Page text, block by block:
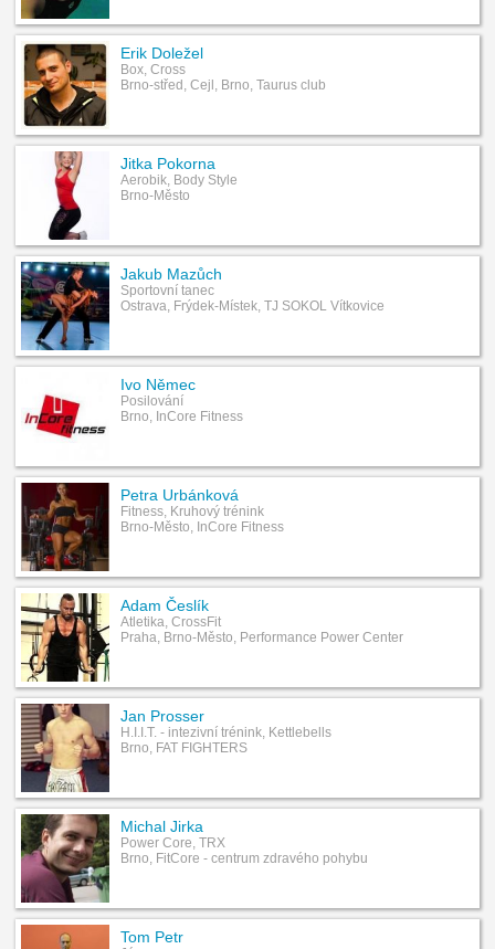
Erik Doležel
Box, Cross
Brno-střed, Cejl, Brno, Taurus club
Jitka Pokorna
Aerobik, Body Style
Brno-Město
Jakub Mazůch
Sportovní tanec
Ostrava, Frýdek-Místek, TJ SOKOL Vítkovice
Ivo Němec
Posilování
Brno, InCore Fitness
Petra Urbánková
Fitness, Kruhový trénink
Brno-Město, InCore Fitness
Adam Česlík
Atletika, CrossFit
Praha, Brno-Město, Performance Power Center
Jan Prosser
H.I.I.T. - intezivní trénink, Kettlebells
Brno, FAT FIGHTERS
Michal Jirka
Power Core, TRX
Brno, FitCore - centrum zdravého pohybu
Tom Petr